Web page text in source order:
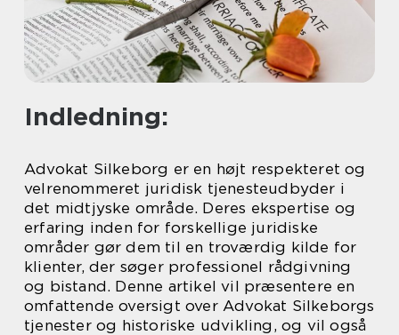
Indledning:
Advokat Silkeborg er en højt respekteret og
velrenommeret juridisk tjenesteudbyder i
det midtjyske område. Deres ekspertise og
erfaring inden for forskellige juridiske
områder gør dem til en troværdig kilde for
klienter, der søger professionel rådgivning
og bistand. Denne artikel vil præsentere en
omfattende oversigt over Advokat Silkeborgs
tjenester og historiske udvikling, og vil også